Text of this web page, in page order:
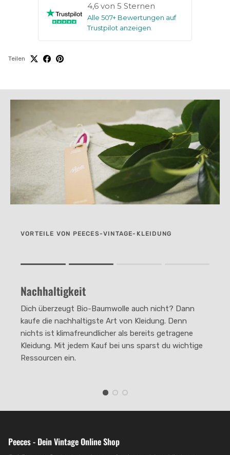
4,6 von 5 Sternen
Alle 507+ Bewertungen auf
Trustpilot anzeigen
Teilen
VORTEILE VON PEECES-VINTAGE-KLEIDUNG
The rating of this product for "" is 2.
Nachhaltigkeit
Dich überzeugt Bio-Baumwolle auch nicht? Dann
kaufe die nachhaltigste Art von Kleidung. Denn
nichts ist klimafreundlicher als bereits getragene
Kleidung. Mit jedem Kauf bei uns sparst du wichtige
Ressourcen ein.
Peeces - Dein Vintage Online Shop